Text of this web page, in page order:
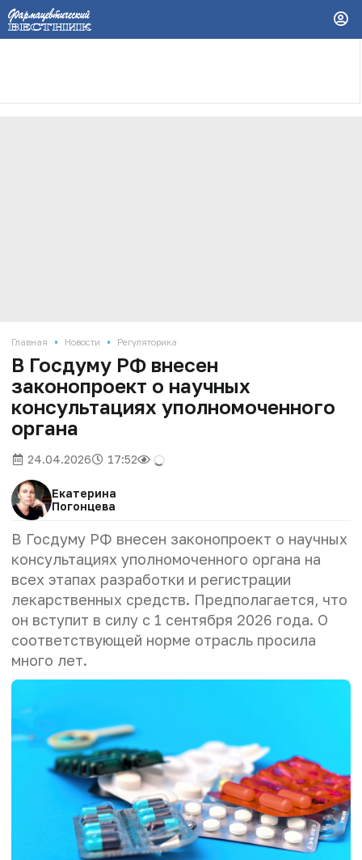
Главная • Новости • Регуляторика
В Госдуму РФ внесен
законопроект о научных
консультациях уполномоченного
органа
24.04.2026 17:52
Екатерина
Погонцева
В Госдуму РФ внесен законопроект о научных
консультациях уполномоченного органа на
всех этапах разработки и регистрации
лекарственных средств. Предполагается, что
он вступит в силу с 1 сентября 2026 года. О
соответствующей норме отрасль просила
много лет.